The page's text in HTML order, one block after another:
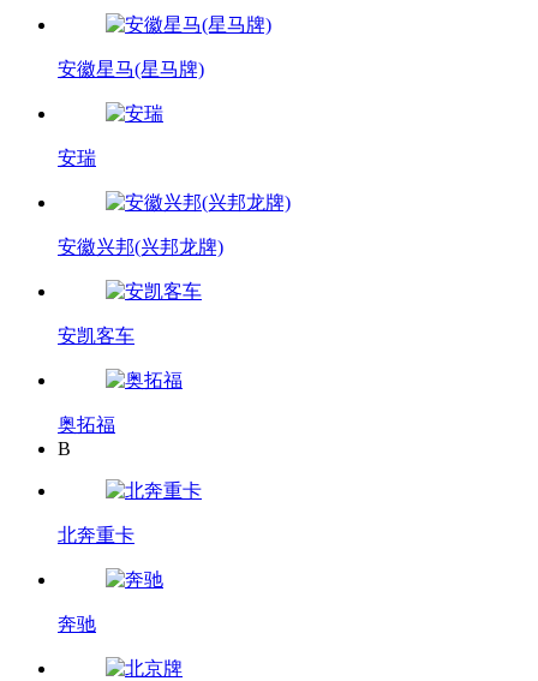
安徽星马(星马牌)
安瑞
安徽兴邦(兴邦龙牌)
安凯客车
奥拓福
B
北奔重卡
奔驰